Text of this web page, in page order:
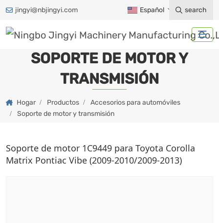
jingyi@nbjingyi.com Español search
SOPORTE DE MOTOR Y
TRANSMISIÓN
Hogar Productos
Accesorios para automóviles
Soporte de motor y transmisión
Soporte de motor 1C9449 para Toyota Corolla
Matrix Pontiac Vibe (2009-2010/2009-2013)